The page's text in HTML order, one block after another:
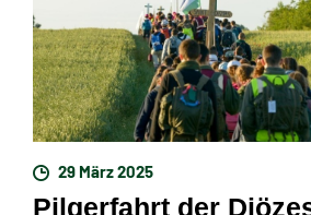
29 März 2025
Pilgerfahrt der